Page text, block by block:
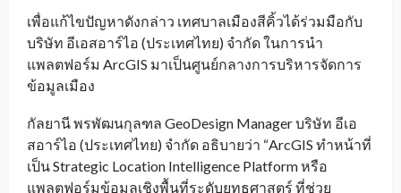
เพื่อแก้ไขปัญหาดังกล่าว เทศบาลเมืองสีคิ้วได้ร่วมมือกับ
บริษัท อีเอสอาร์ไอ (ประเทศไทย) จำกัด ในการนำ
แพลตฟอร์ม ArcGIS มาเป็นศูนย์กลางการบริหารจัดการ
ข้อมูลเมือง
กัลยานี พรพัฒนกุลฑล GeoDesign Manager บริษัท อีเอ
สอาร์ไอ (ประเทศไทย) จำกัด อธิบายว่า “ArcGIS ทำหน้าที่
เป็น Strategic Location Intelligence Platform หรือ
แพลตฟอร์มข้อมูลเชิงพื้นที่ระดับยุทธศาสตร์ ที่ช่วย